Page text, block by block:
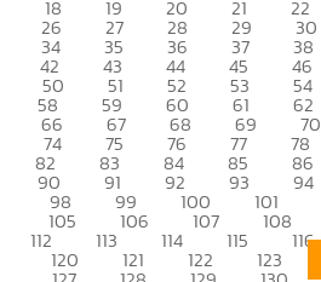
18 19 20 21 22
26 27 28 29 30
34 35 36 37 38
42 43 44 45 46
50 51 52 53 54
58 59 60 61 62
66 67 68 69 70
74 75 76 77 78
82 83 84 85 86
90 91 92 93 94
98 99 100 101
105 106 107 108
112 113 114 115 116
120 121 122 123